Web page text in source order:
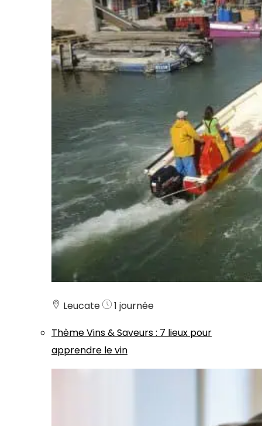
Leucate
1 journée
ThèmeVins & Saveurs: 7 lieux pour
apprendre le vin